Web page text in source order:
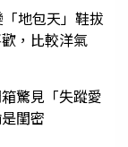
地包天」鞋拔
，比較洋氣
驚見「失蹤愛
閨密